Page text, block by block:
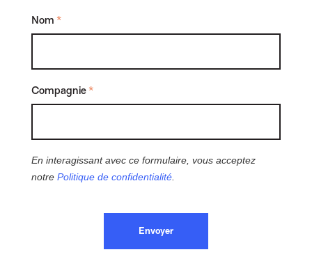
*
Nom
*
Compagnie
En interagissant avec ce formulaire, vous acceptez
notrePolitique de confidentialité.
Envoyer